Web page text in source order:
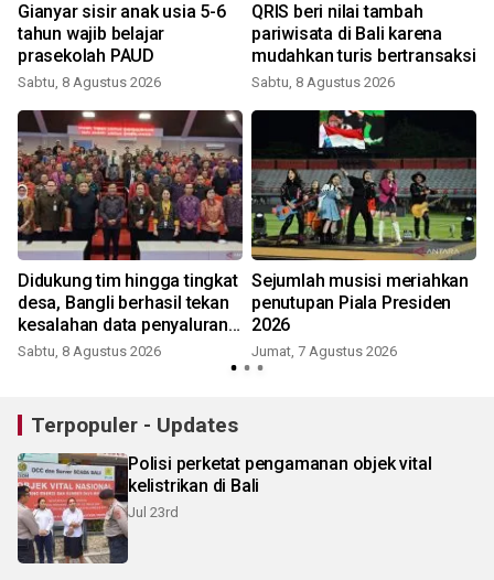
Gianyar sisir anak usia 5-6
tahun wajib belajar
prasekolah PAUD
Sabtu, 8 Agustus 2026
QRIS beri nilai tambah
pariwisata di Bali karena
mudahkan turis bertransaksi
Sabtu, 8 Agustus 2026
Didukung tim hingga tingkat
desa, Bangli berhasil tekan
kesalahan data penyaluran
bansos
Sabtu, 8 Agustus 2026
Sejumlah musisi meriahkan
penutupan Piala Presiden
2026
Jumat, 7 Agustus 2026
Terpopuler - Updates
Polisi perketat pengamanan objek vital
kelistrikan di Bali
Jul 23rd